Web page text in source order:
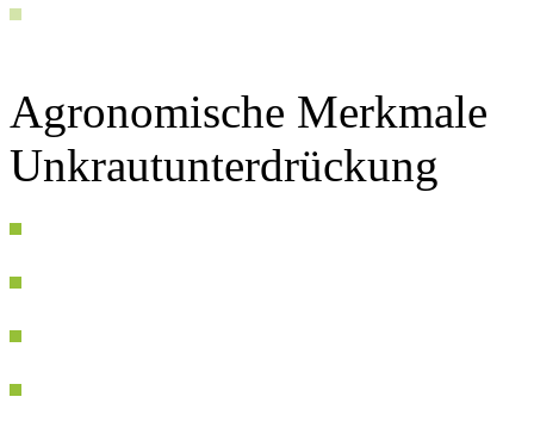
Agronomische Merkmale
Unkrautunterdrückung